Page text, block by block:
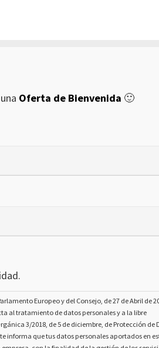
Oferta de Bienvenida 🙂
Europeo y del Consejo, de 27 de Abril de
al tratamiento de datos personales y a la libre
3/2018, de 5 de diciembre, de Protección de
informa que tus datos personales aportados en